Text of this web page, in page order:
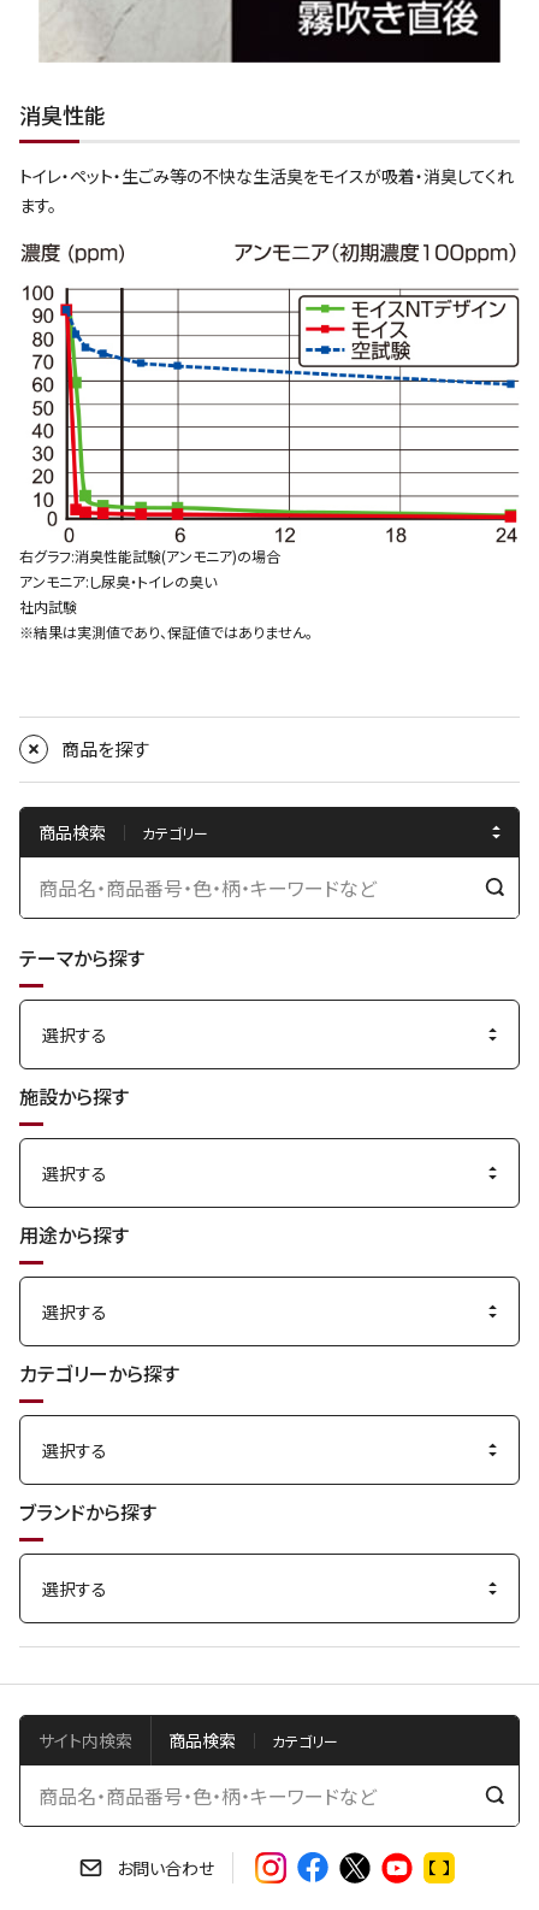
消臭性能
トイレ・ペット・生ごみ等の不快な生活臭をモイスが吸着・消臭してくれ
ます。
右グラフ:消臭性能試験(アンモニア)の場合
アンモニア:し尿臭・トイレの臭い
社内試験
※結果は実測値であり、保証値ではありません。
商品を探す
商品検索
検
テーマから探す
施設から探す
用途から探す
カテゴリーから探す
ブランドから探す
サイト内検索 商品検索
検
お問い合わせ